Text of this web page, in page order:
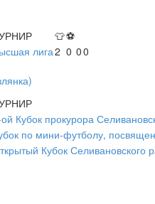
👕⚽
лига2 0 00
Кубок прокурора
по мини-футболу,
Кубок Селивановского